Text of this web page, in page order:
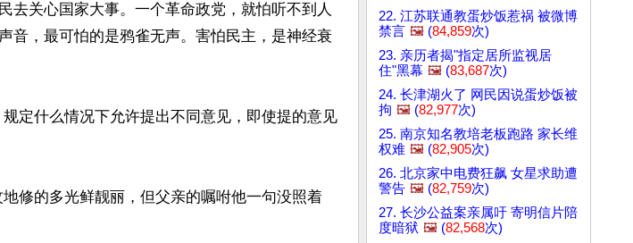
去关心国家大事。一个革命政党，就怕听不到人
音，最可怕的是鸦雀无声。害怕民主，是神经衰
定什么情况下允许提出不同意见，即使提的意见
修的多光鲜靓丽，但父亲的嘱咐他一句没照着
22. 江苏联通教蛋炒饭惹祸 被微博
禁言 🖼️ (84,859次)
23. 亲历者揭"指定居所监视居
住"黑幕 🖼️ (83,687次)
24. 长津湖火了 网民因说蛋炒饭被
拘 🖼️ (82,977次)
25. 南京知名教培老板跑路 家长维
权难 🖼️ (82,905次)
26. 北京家中电费狂飙 女星求助遭
警告 🖼️ (82,759次)
27. 长沙公益案亲属吁 寄明信片陪
度暗狱 🖼️ (82,568次)